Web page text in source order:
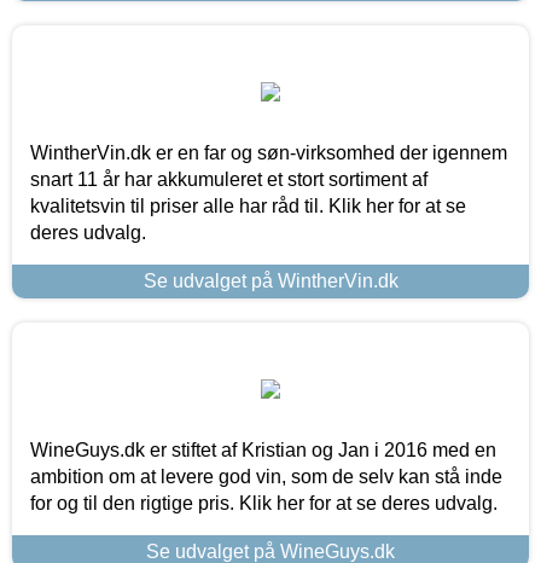
WintherVin.dk er en far og søn-virksomhed der igennem
snart 11 år har akkumuleret et stort sortiment af
kvalitetsvin til priser alle har råd til. Klik her for at se
deres udvalg.
Se udvalget på WintherVin.dk
WineGuys.dk er stiftet af Kristian og Jan i 2016 med en
ambition om at levere god vin, som de selv kan stå inde
for og til den rigtige pris. Klik her for at se deres udvalg.
Se udvalget på WineGuys.dk